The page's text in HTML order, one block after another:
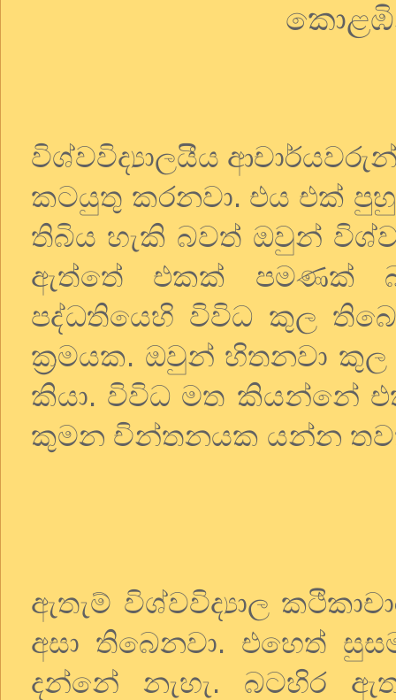
විශ්වවිද්‍යාලයීය
කටයුතු කරනවා. එය එක්
තිබිය හැකි බවත් ඔවුන්
ඇත්තේ එකක් පමණක්
පද්ධතියෙහි විවිධ කුල
ක්‍රමයක. ඔවුන් හිතනවා
කියා. විවිධ මත කියන්නේ
කුමන චින්තනයක යන්න
ඇතැම් විශ්වවිද්‍යාල
අසා තිබෙනවා. එහෙත්
දන්නේ නැහැ. බටහිර